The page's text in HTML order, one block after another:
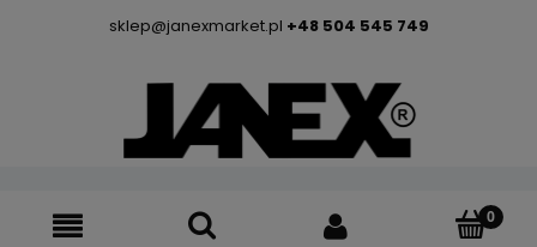
sklep@janexmarket.pl +48 504 545 749